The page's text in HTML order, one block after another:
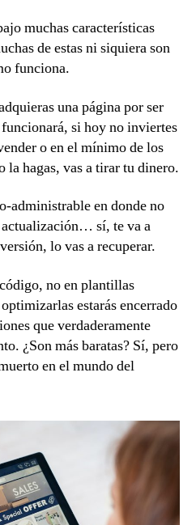
muchas características
de estas ni siquiera son
funciona.
una página por ser
si hoy no inviertes
o en el mínimo de los
la hagas, vas a tirar tu dinero.
administrable en donde no
actualización… sí, te va a
lo vas a recuperar.
no en plantillas
estarás encerrado
que verdaderamente
¿Son más baratas? Sí, pero
en el mundo del